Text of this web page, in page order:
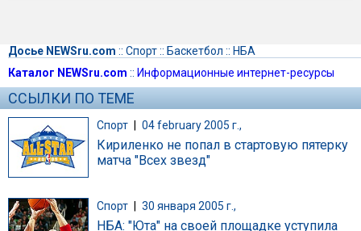
Досье NEWSru.com :: Спорт:: Баскетбол :: НБА
Каталог NEWSru.com :: Информационные интернет-ресурсы
ССЫЛКИ ПО ТЕМЕ
Спорт | 04 february 2005 г.,
Кириленко не попал в стартовую пятерку
матча "Всех звезд"
Спорт 30 января 2005 г.,
НБА: "Юта" на своей площадке уступила